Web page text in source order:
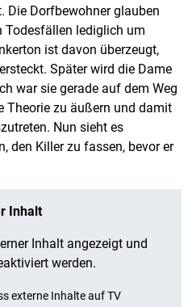
Die Dorfbewohner glauben
Todesfällen lediglich um
ist davon überzeugt,
Später wird die Dame
war sie gerade auf dem Weg
Theorie zu äußern und damit
Nun sieht es
den Killer zu fassen, bevor er